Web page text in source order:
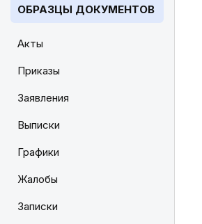
ОБРАЗЦЫ ДОКУМЕНТОВ
Акты
Приказы
Заявления
Выписки
Графики
Жалобы
Записки